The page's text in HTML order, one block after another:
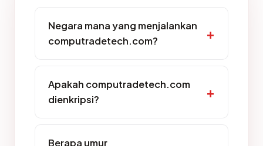
Negara mana yang menjalankan
computradetech.com?
Apakah computradetech.com
dienkripsi?
Berapa umur